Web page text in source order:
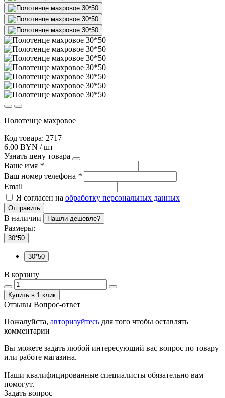
Полотенце махровое
Код товара: 2717
6.00 BYN / шт
Узнать цену товара
Ваше имя *
Ваш номер телефона *
Email
Я согласен на обработку персональных данных
Отправить
В наличии Нашли дешевле?
Размеры:
30*50
30*50
В корзину
Купить в 1 клик
Отзывы Вопрос-ответ
Пожалуйста, авторизуйтесь для того чтобы оставлять
комментарии
Вы можете задать любой интересующий вас вопрос по товару
или работе магазина.
Наши квалифицированные специалисты обязательно вам
помогут.
Задать вопрос